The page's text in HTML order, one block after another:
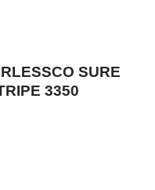
SURE
3350